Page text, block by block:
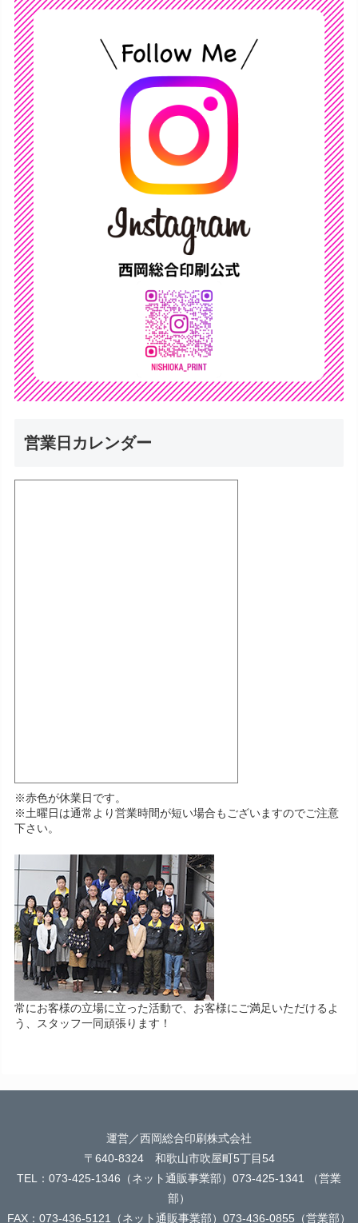
営業日カレンダー
※赤色が休業日です。
※土曜日は通常より営業時間が短い場合もございますのでご注意
下さい。
常にお客様の立場に立った活動で、お客様にご満足いただけるよ
う、スタッフ一同頑張ります！
運営／西岡総合印刷株式会社
〒640-8324 和歌山市吹屋町5丁目54
TEL：073-425-1346（ネット通販事業部）073-425-1341 （営業
部）
FAX：073-436-5121（ネット通販事業部）073-436-0855（営業部）